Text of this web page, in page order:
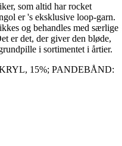
som altid har rocket
er 's eksklusive loop-garn.
og behandles med særlige
er det, der giver den bløde,
i sortimentet i årtier.
15%; PANDEBÅND: